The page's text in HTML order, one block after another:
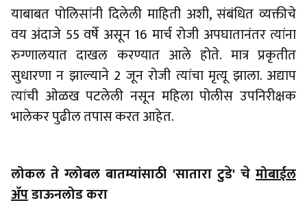
याबाबत पोलिसांनी दिलेली माहिती अशी, संबंधित व्यक्तीचे
वय अंदाजे 55 वर्षे असून 16 मार्च रोजी अपघातानंतर त्यांना
रुग्णालयात दाखल करण्यात आले होते. मात्र प्रकृतीत
सुधारणा न झाल्याने 2 जून रोजी त्यांचा मृत्यू झाला. अद्याप
त्यांची ओळख पटलेली नसून महिला पोलीस उपनिरीक्षक
भालेकर पुढील तपास करत आहेत.
लोकल ते ग्लोबल बातम्यांसाठी 'सातारा टुडे' चे मोबाईल
ॲपडाऊनलोड करा